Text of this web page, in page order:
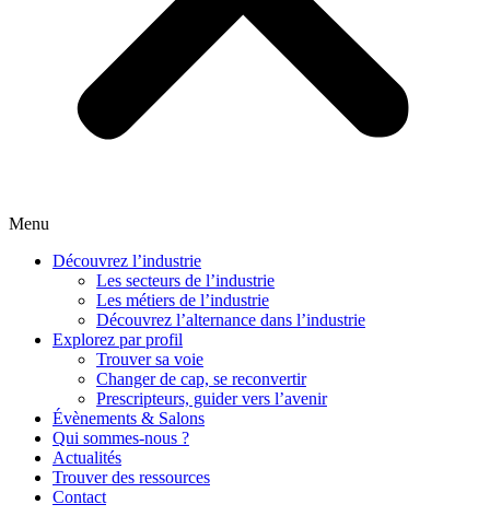
Menu
Découvrez l’industrie
Les secteurs de l’industrie
Les métiers de l’industrie
Découvrez l’alternance dans l’industrie
Explorez par profil
Trouver sa voie
Changer de cap, se reconvertir
Prescripteurs, guider vers l’avenir
Évènements & Salons
Qui sommes-nous ?
Actualités
Trouver des ressources
Contact